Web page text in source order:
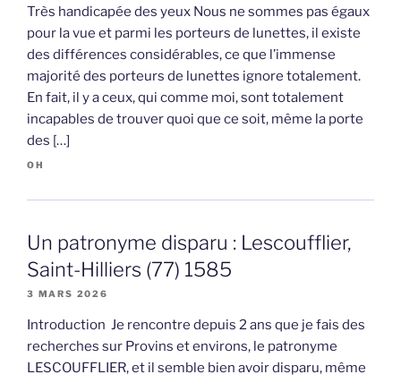
Très handicapée des yeux Nous ne sommes pas égaux
pour la vue et parmi les porteurs de lunettes, il existe
des différences considérables, ce que l’immense
majorité des porteurs de lunettes ignore totalement.
En fait, il y a ceux, qui comme moi, sont totalement
incapables de trouver quoi que ce soit, même la porte
des […]
OH
Un patronyme disparu : Lescoufflier,
Saint-Hilliers (77) 1585
3 MARS 2026
Introduction Je rencontre depuis 2 ans que je fais des
recherches sur Provins et environs, le patronyme
LESCOUFFLIER, et il semble bien avoir disparu, même